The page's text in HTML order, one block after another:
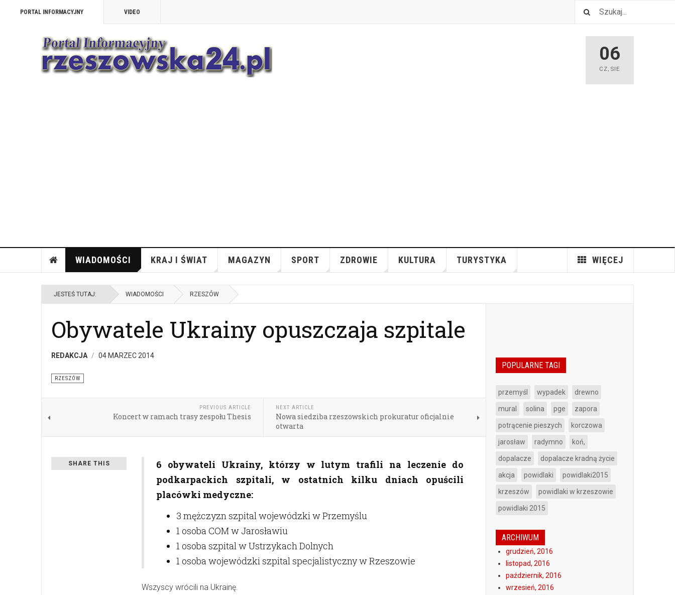
PORTAL INFORMACYJNY VIDEO
06
CZ,SIE
WIADOMOŚCI KRAJ I ŚWIAT MAGAZYN SPORT ZDROWIE KULTURA TURYSTYKA WIĘCEJ
JESTEŚ TUTAJ: WIADOMOŚCI RZESZÓW
Obywatele Ukrainy opuszczaja szpitale
REDAKCJA 04 MARZEC 2014
RZESZÓW
PREVIOUS ARTICLE
Koncert w ramach trasy zespołu Thesis
NEXT ARTICLE
Nowa siedziba rzeszowskich prokuratur oficjalnie
otwarta
SHARE THIS
6 obywateli Ukrainy, którzy w lutym trafili na leczenie do
podkarpackich szpitali, w ostatnich kilku dniach opuścili
placówki medyczne:
3 mężczyzn szpital wojewódzki w Przemyślu
1 osoba COM w Jarosławiu
1 osoba szpital w Ustrzykach Dolnych
1 osoba wojewódzki szpital specjalistyczny w Rzeszowie
Wszyscy wrócili na Ukrainę.
POPULARNE TAGI
przemyśl wypadek drewno
mural solina pge zapora
potrącenie pieszych korczowa
jarosław radymno koń,
dopalacze dopalacze kradną życie
akcja powidlaki powidlaki2015
krzeszów powidlaki w krzeszowie
powidlaki 2015
ARCHIWUM
grudzień, 2016
listopad, 2016
październik, 2016
wrzesień, 2016